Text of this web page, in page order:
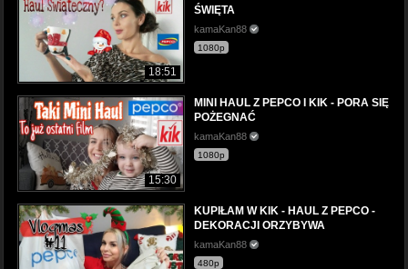
18:51
ŚWIĘTA
kamaKan88
1080p
15:30
MINI HAUL Z PEPCO I KIK - PORA SIĘ
POŻEGNAĆ
kamaKan88
1080p
KUPIŁAM W KIK - HAUL Z PEPCO -
DEKORACJI ORZYBYWA
kamaKan88
480p